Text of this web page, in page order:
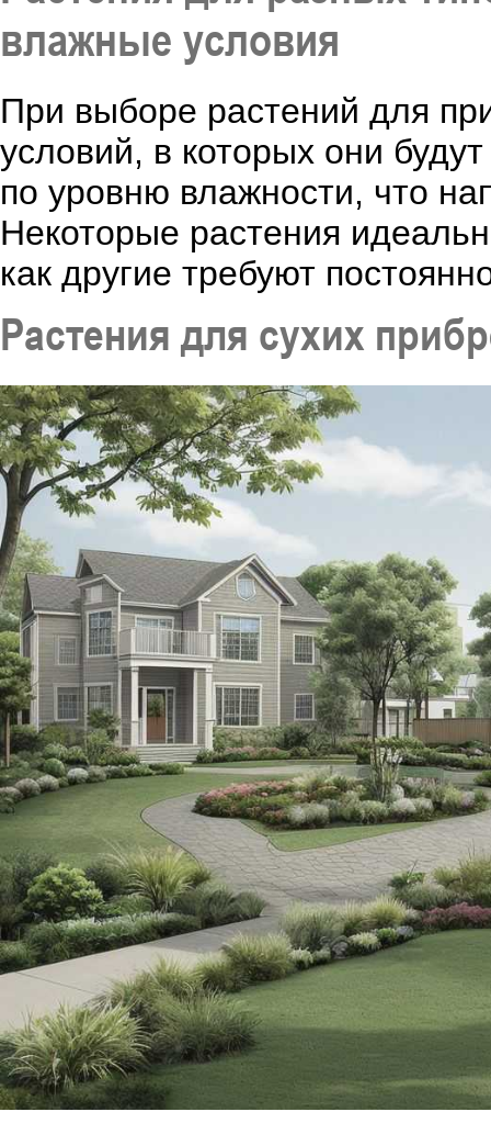
влажные условия
При выборе растений для
условий, в которых они
по уровню влажности, что
Некоторые растения
как другие требуют
Растения для сухих